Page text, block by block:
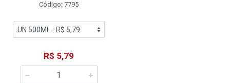
Código: 7795
R$ 5,79